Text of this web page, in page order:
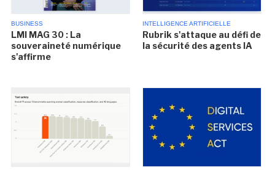
BUSINESS
LMI MAG 30 : La
souveraineté numérique
s'affirme
INTELLIGENCE ARTIFICIELLE
Rubrik s'attaque au défi de
la sécurité des agents IA